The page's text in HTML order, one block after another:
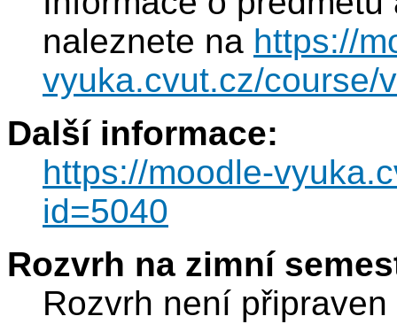
naleznete na https://
vyuka.cvut.cz/course/
Další informace:
https://moodle-
id=5040
Rozvrh na zimní
Rozvrh není připraven